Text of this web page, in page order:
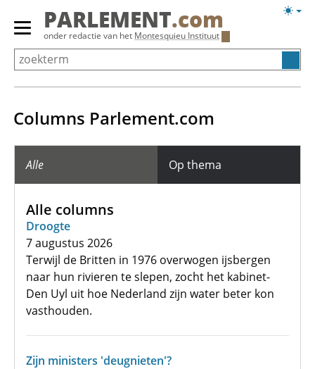
Overslaan
Primair
menu
tonen/verbergen
PARLEMENT.com
onder redactie van het Montesquieu Instituut
Columns Parlement.com
Alle Op thema
Alle columns
Droogte
7 augustus 2026
Terwijl de Britten in 1976 overwogen ijsbergen
naar hun rivieren te slepen, zocht het kabinet-
Den Uyl uit hoe Nederland zijn water beter kon
vasthouden.
Zijn ministers 'deugnieten'?